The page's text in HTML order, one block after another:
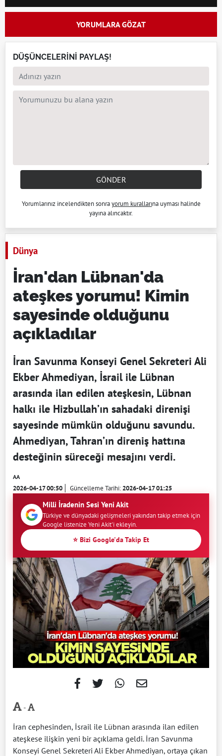
YORUMLARA GÖZAT
DÜŞÜNCELERİNİ PAYLAŞ!
GÖNDER
Yorumlarınız incelendikten sonrayorum kurallarına uyması halinde
yayına alıncaktır.
Dünya
İran'dan Lübnan'da
ateşkes yorumu! Kimin
sayesinde olduğunu
açıkladılar
İran Savunma Konseyi Genel Sekreteri Ali
Ekber Ahmediyan, İsrail ile Lübnan
arasında ilan edilen ateşkesin, Lübnan
halkı ile Hizbullah’ın sahadaki direnişi
sayesinde mümkün olduğunu savundu.
Ahmediyan, Tahran’ın direniş hattına
desteğinin süreceği mesajını verdi.
AA
2026-04-17 00:50 Güncelleme Tarihi:2026-04-17 01:25
Milli İradenin Sesi Yeni Akit
Türkiye ve dünyadaki gelişmeleri yakından takip etmek için
Google listenize Yeni Akit'i ekleyin.
⭐ Bizi Google'da Takip Et
-
İran cephesinden, İsrail ile Lübnan arasında ilan edilen
ateşkese ilişkin yeni bir açıklama geldi. İran Savunma
Konseyi Genel Sekreteri Ali Ekber Ahmediyan, ortaya çıkan